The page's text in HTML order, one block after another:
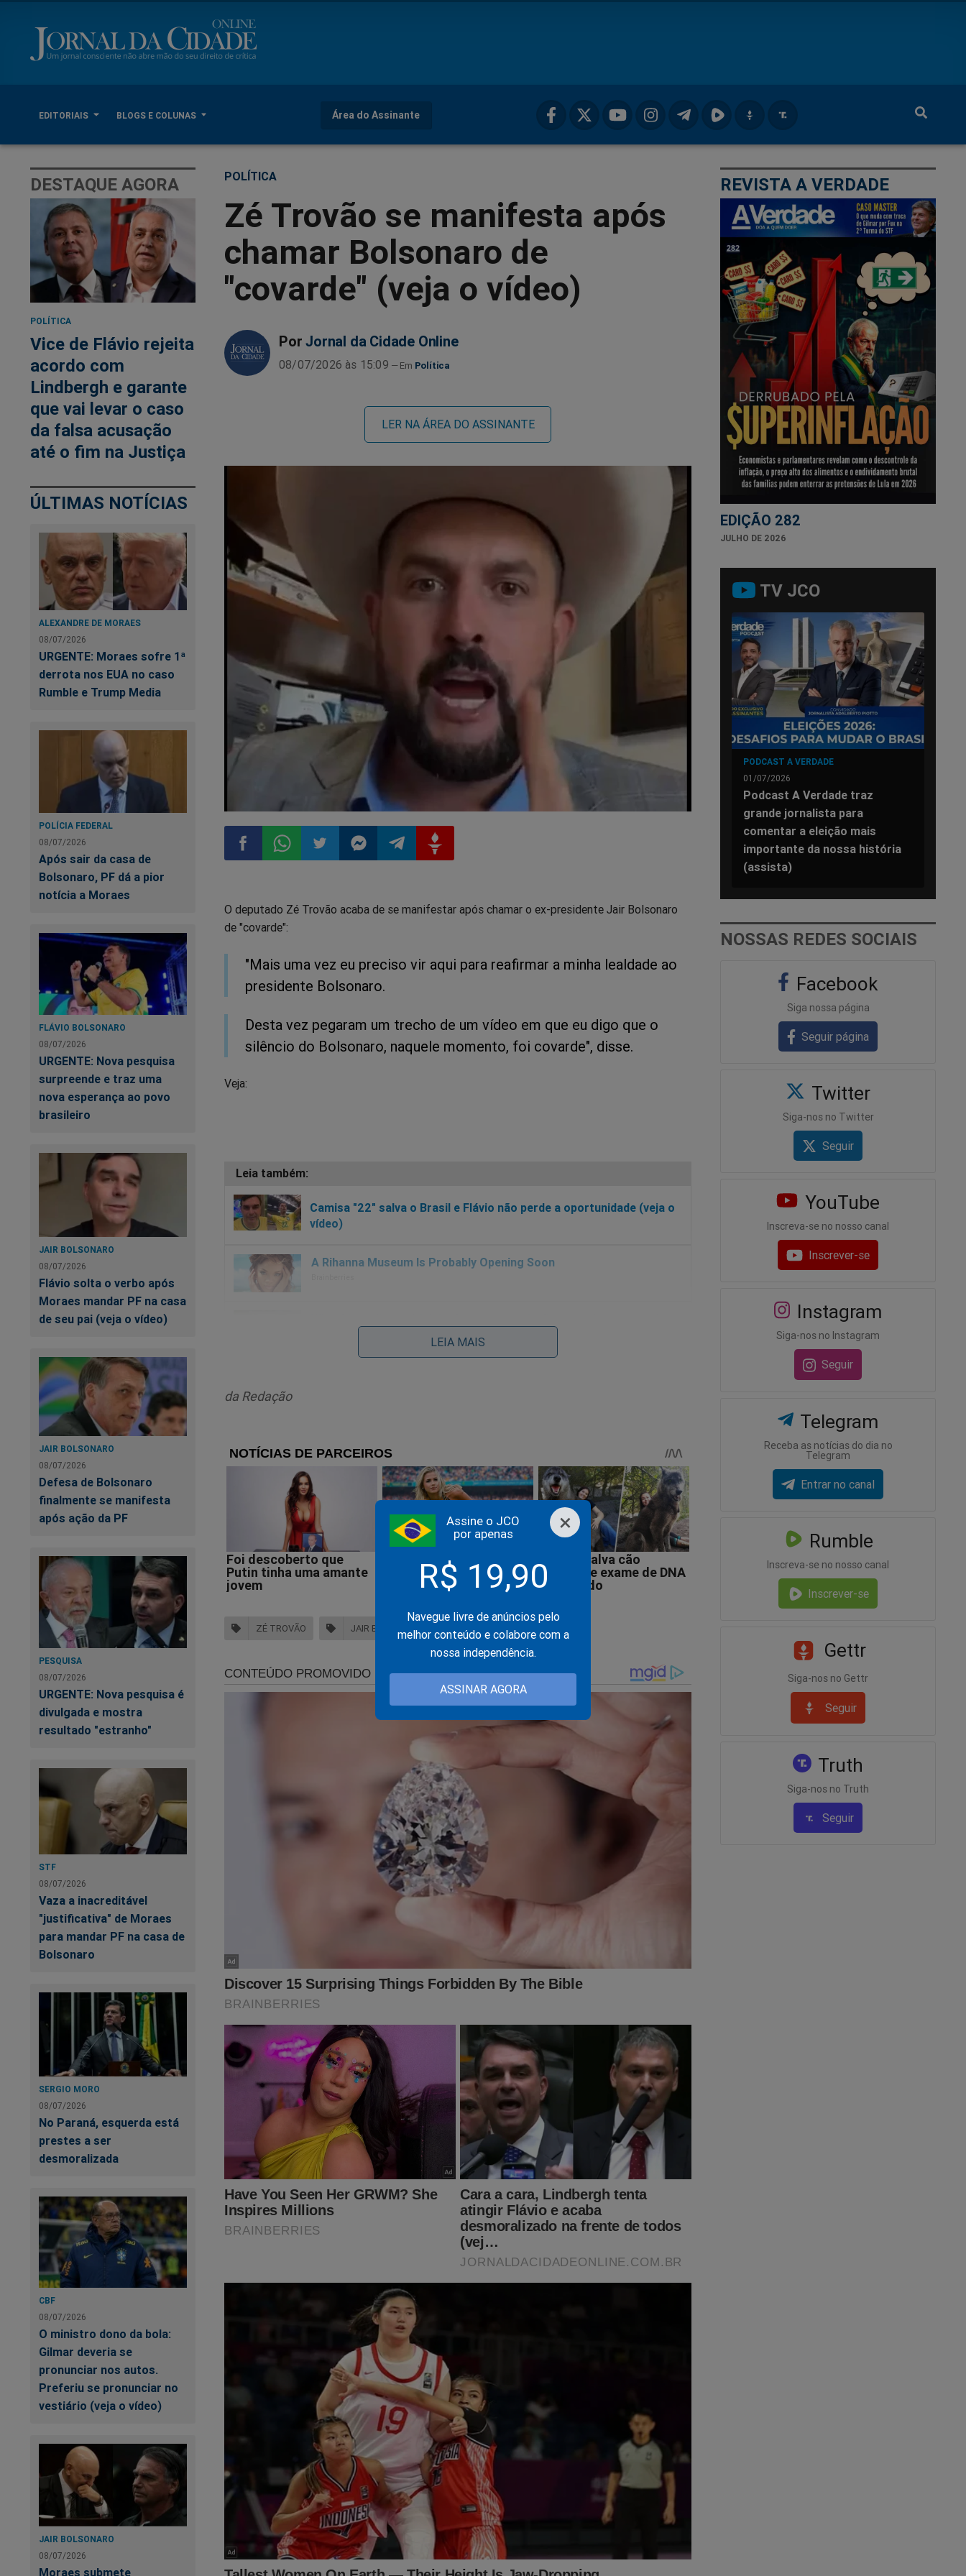
EDITORIAIS BLOGS E COLUNAS Área do Assinante
×
Assine o JCO
por apenas
R$ 19,90
Navegue livre de anúncios pelo
melhor conteúdo e colabore com a
nossa independência.
ASSINAR AGORA
DESTAQUE AGORA
POLÍTICA
Vice de Flávio rejeita
acordo com
Lindbergh e garante
que vai levar o caso
da falsa acusação
até o fim na Justiça
ÚLTIMAS NOTÍCIAS
ALEXANDRE DE MORAES
08/07/2026
URGENTE: Moraes sofre 1ª
derrota nos EUA no caso
Rumble e Trump Media
POLÍCIA FEDERAL
08/07/2026
Após sair da casa de
Bolsonaro, PF dá a pior
notícia a Moraes
FLÁVIO BOLSONARO
08/07/2026
URGENTE: Nova pesquisa
surpreende e traz uma
nova esperança ao povo
brasileiro
JAIR BOLSONARO
08/07/2026
Flávio solta o verbo após
Moraes mandar PF na casa
de seu pai (veja o vídeo)
JAIR BOLSONARO
08/07/2026
Defesa de Bolsonaro
finalmente se manifesta
após ação da PF
PESQUISA
08/07/2026
URGENTE: Nova pesquisa é
divulgada e mostra
resultado "estranho"
STF
08/07/2026
Vaza a inacreditável
"justificativa" de Moraes
para mandar PF na casa de
Bolsonaro
SERGIO MORO
08/07/2026
No Paraná, esquerda está
prestes a ser
desmoralizada
CBF
08/07/2026
O ministro dono da bola:
Gilmar deveria se
pronunciar nos autos.
Preferiu se pronunciar no
vestiário (veja o vídeo)
JAIR BOLSONARO
08/07/2026
Moraes submete
POLÍTICA
Zé Trovão se manifesta após
chamar Bolsonaro de
"covarde" (veja o vídeo)
Por Jornal da Cidade Online
08/07/2026 às 15:09 Política
LER NA ÁREA DO ASSINANTE
no
Facebook
no
no
no
no
no
O deputado Zé Trovão acaba de se manifestar após chamar o ex-presidente Jair Bolsonaro
de "covarde":
"Mais uma vez eu preciso vir aqui para reafirmar a minha lealdade ao
presidente Bolsonaro.
Desta vez pegaram um trecho de um vídeo em que eu digo que o
silêncio do Bolsonaro, naquele momento, foi covarde", disse.
Veja:
Camisa "22" salva o Brasil e Flávio não perde a oportunidade (veja o
vídeo)
a família (veja o vídeo)
Tiroteio em local com torcedores da Copa do Mundo deixa um
morto e um ferido
é uma realidade para essa eleição! E agora acabam de surgir as primeiras
camisetas de apoio ao pré-candidato à Presidência da República. Não fique fora dessa! Seja
um dos primeiros a estampar a luta pelo Brasil. Para conhecer e adquirir, basta clicar no link
https://www.conteudoconservador.com.br/collections/camisetas
LEIA MAIS
da Redação
ZÉ TROVÃO JAIR BOLSONARO
REVISTA A VERDADE
EDIÇÃO 282
JULHO DE 2026
TV JCO
PODCAST A VERDADE
01/07/2026
Podcast A Verdade traz
grande jornalista para
comentar a eleição mais
importante da nossa história
(assista)
NOSSAS REDES SOCIAIS
Facebook
Siga nossa página
Seguir página
Twitter
Siga-nos no Twitter
Seguir
YouTube
Inscreva-se no nosso canal
Inscrever-se
Instagram
Siga-nos no Instagram
Seguir
Telegram
Receba as notícias do dia no
Telegram
Entrar no canal
Rumble
Inscreva-se no nosso canal
Inscrever-se
Gettr
Siga-nos no Gettr
Seguir
Truth
Siga-nos no Truth
Seguir